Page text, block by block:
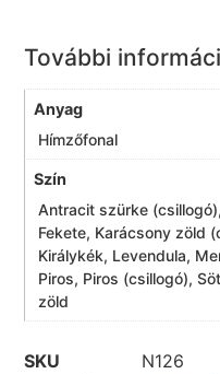
További
Anyag
Hímzőfonal
Szín
Antracit szürke
Fekete, Karácsony zöld
Királykék, Levendula,
Piros, Piros (csillogó),
zöld
SKU
N126